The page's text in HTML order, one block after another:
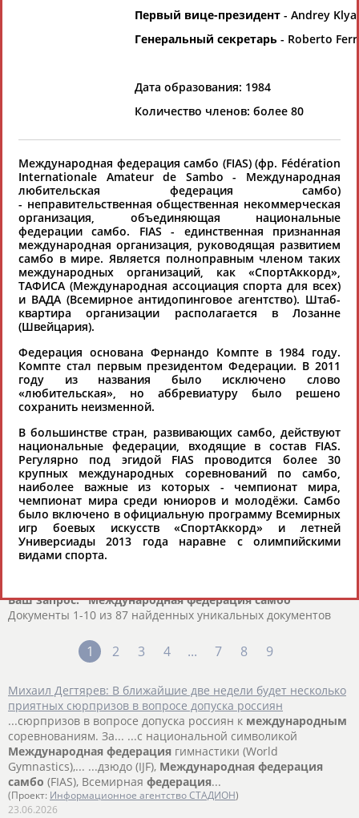
Если вы решили разместить информацию о
хорошо известной вам спортивной
организации или обнаружили какую-либо
ошибку в уже опубликованных данных и
хотите ее исправить, пожалуйста, вы можете
это сделать самостоятельно
Результаты поиска: 1 организаций
100 последних изменений
Международная федерация
самбо (ФИАС)
Av. De Rhodanie 54A, Ch-1007
Lausanne. Switzerland
Tel.: 0041-21-601-7014, 0041-21-601-
7015
Fax: 0041-21-601-7016
E-mail: swissoffice@sambo-fias.com
www.sambo-fias.org
Международная федерация самбо
(FIAS) (фр. Fédération Internationale
Amateur de Sambo
- Международная любительская
федерация самбо)
- неправительственная
общественная некоммерческая
организация, объединяющая
национальные федерации самбо.
FIAS - единственная признанная
мире. Является полноправным
членом таких международных
организаций, как «СпортАккорд»,
ассоциация спорта для всех) и ВАДА
(Всемирное антидопинговое
организации располагается в
Лозанне (Швейцария).
Ваш запрос: "Международная федерация самбо"
Документы 1-10 из 87 найденных уникальных документов
1 2 3 4 ... 7 8 9
Михаил Дегтярев: В ближайшие две недели будет несколько
приятных сюрпризов в вопросе допуска россиян
...сюрпризов в вопросе допуска россиян к международным
соревнованиям. За... ...с национальной символикой
Международная федерация гимнастики (World
Gymnastics),... ...дзюдо (IJF), Международная федерация
самбо (FIAS), Всемирная федерация...
(Проект: Информационное агентство СТАДИОН)
23.06.2026
Первый вице-президент - Andrey
Генеральный секретарь - Roberto
Дата образования: 1984
Количество членов: более 80
Международная федерация самбо (FIAS) (фр. Fédération
Internationale Amateur de Sambo - Международная
любительская федерация самбо)
- неправительственная общественная некоммерческая
организация, объединяющая национальные
федерации самбо. FIAS - единственная признанная
международная организация, руководящая развитием
самбо в мире. Является полноправным членом таких
международных организаций, как «СпортАккорд»,
ТАФИСА (Международная ассоциация спорта для всех)
и ВАДА (Всемирное антидопинговое агентство). Штаб-
квартира организации располагается в Лозанне
(Швейцария).
Федерация основана Фернандо Компте в 1984 году.
Компте стал первым президентом Федерации. В 2011
году из названия было исключено слово
«любительская», но аббревиатуру было решено
сохранить неизменной.
В большинстве стран, развивающих самбо, действуют
национальные федерации, входящие в состав FIAS.
Регулярно под эгидой FIAS проводится более 30
крупных международных соревнований по самбо,
наиболее важные из которых - чемпионат мира,
чемпионат мира среди юниоров и молодёжи. Самбо
было включено в официальную программу Всемирных
игр боевых искусств «СпортАккорд» и летней
Универсиады 2013 года наравне с олимпийскими
видами спорта.